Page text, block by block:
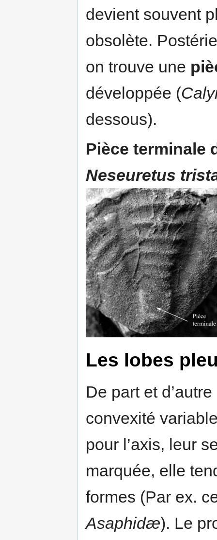
devient souvent
obsolète.
on trouve une
développée (
dessous).
Pièce terminale
Neseuretus
Les lobes
De part et
convexité
pour l’axis, leur
marquée, elle
formes (Par ex.
Asaphidæ). Le